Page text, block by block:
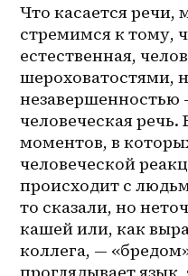
Что касается речи,
стремимся к тому,
естественная,
шероховатостями,
незавершенностью
человеческая
моментов, в
человеческой
происходит с
то сказали, но
кашей или, как
коллега, —